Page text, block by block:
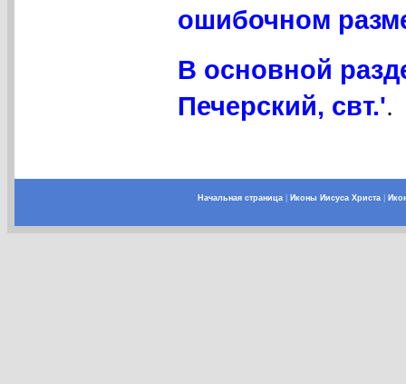
ошибочном
В основной
Печерский, свт.'.
Начальная страница| Иконы Иисуса Христа|